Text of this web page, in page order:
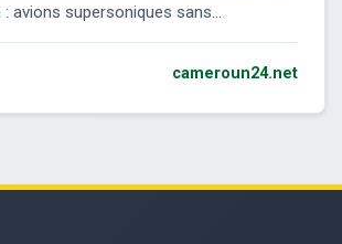
avions supersoniques sans...
cameroun24.net